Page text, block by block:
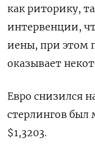
как риторику,
интервенции,
⁠иены, при этом
оказывает
Евро снизился
‌стерлингов
$1,3203.